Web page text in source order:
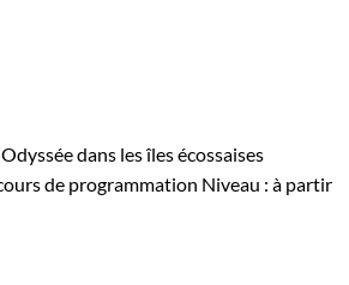
Odyssée dans les îles écossaises
de programmation Niveau : à partir